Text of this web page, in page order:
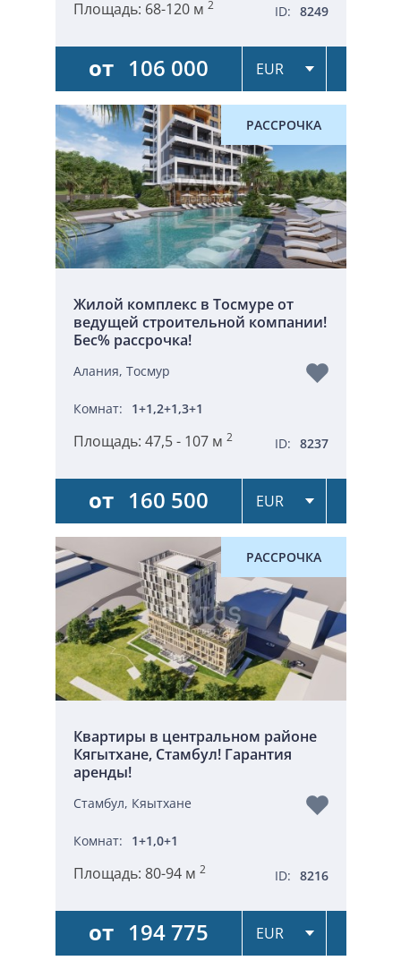
Площадь: 68-120 м 2 ID: 8249
от 106 000
РАССРОЧКА
Жилой комплекс в Тосмуре от
ведущей строительной компании!
Бес% рассрочка!
Алания, Тосмур
Комнат: 1+1,2+1,3+1
Площадь: 47,5 - 107 м 2 ID: 8237
от 160 500
РАССРОЧКА
Квартиры в центральном районе
Кягытхане, Стамбул! Гарантия
аренды!
Стамбул, Кяытхане
Комнат: 1+1,0+1
Площадь: 80-94 м 2 ID: 8216
от 194 775